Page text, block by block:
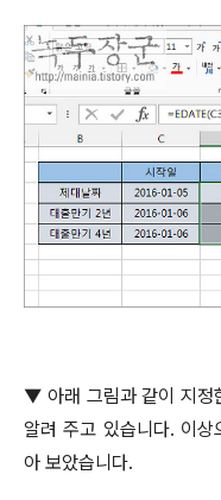
▼ 아래 그림과 같이 지정
알려 주고 있습니다. 이상
아 보았습니다.